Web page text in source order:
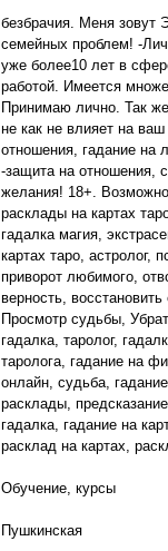
безбрачия. Меня зовут
семейных проблем! -
уже более10 лет в
работой. Имеется
Принимаю лично. Так
не как не влияет на
отношения, гадание на
-защита на отношения,
желания! 18+.
расклады на картах
гадалка магия,
картах таро, астролог,
приворот любимого,
верность,
Просмотр судьбы,
гадалка, таролог,
таролога, гадание на
онлайн, судьба,
расклады,
гадалка, гадание на
расклад на картах,
Обучение, курсы
Пушкинская